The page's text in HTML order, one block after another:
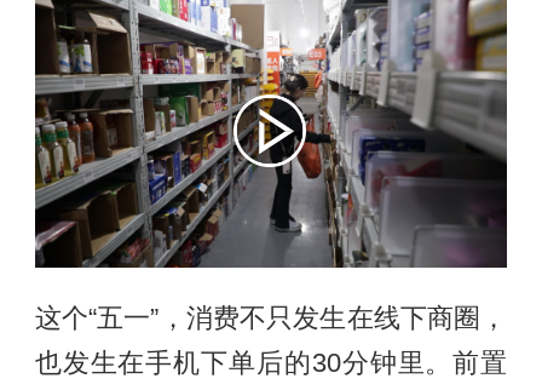
这个“五一”，消费不只发生在线下商圈，
也发生在手机下单后的30分钟里。前置